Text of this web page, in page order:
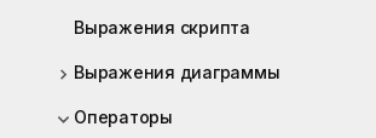
Выражения скрипта
Выражения диаграммы
Операторы